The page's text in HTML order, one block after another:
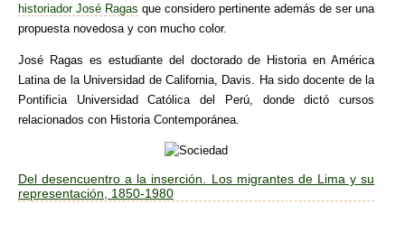
historiador José Ragas que considero pertinente además de ser una
propuesta novedosa y con mucho color.
José Ragas es estudiante del doctorado de Historia en América
Latina de la Universidad de California, Davis. Ha sido docente de la
Pontificia Universidad Católica del Perú, donde dictó cursos
relacionados con Historia Contemporánea.
Del desencuentro a la inserción. Los migrantes de Lima y su
representación, 1850-1980